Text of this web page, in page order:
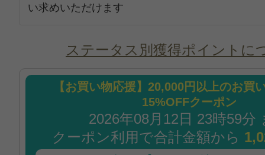
い求めいただけます
ステータス別獲得ポイントに
【お買い物応援】20,000円以上のお買
15%OFFクーポン
2026年08月12日 23時59分
クーポン利用で合計金額から